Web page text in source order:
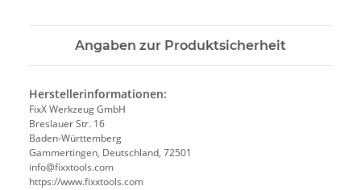
Angaben zur Produktsicherheit
Herstellerinformationen:
FixX Werkzeug GmbH
Breslauer Str. 16
Baden-Württemberg
Gammertingen, Deutschland, 72501
info@fixxtools.com
https://www.fixxtools.com